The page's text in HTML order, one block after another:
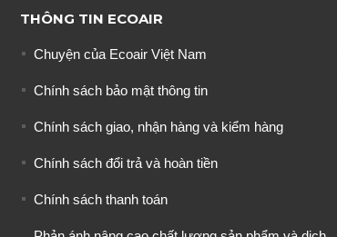
THÔNG TIN ECOAIR
Chuyện của Ecoair Việt Nam
Chính sách bảo mật thông tin
Chính sách giao, nhận hàng và kiểm hàng
Chính sách đổi trả và hoàn tiền
Chính sách thanh toán